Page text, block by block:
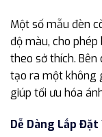
Một số mẫu đèn
độ màu, cho
theo sở thích. Bên
tạo ra một không
giúp tối ưu hóa
Dễ Dàng Lắp Đặt